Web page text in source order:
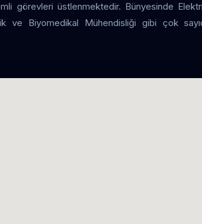
görevleri üstlenmektedir. Bünyesinde
ve Biyomedikal Mühendisliği gibi çok